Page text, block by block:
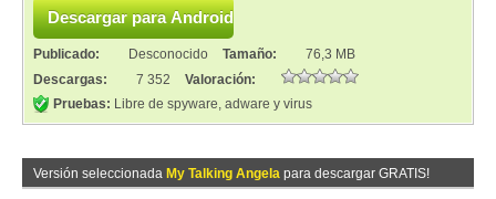
Publicado: Desconocido Tamaño:
76,3 MB
Descargas:
7 352
Valoración:
Pruebas: Libre de spyware, adware y virus
Versión seleccionada My Talking Angela para descargar GRATIS!